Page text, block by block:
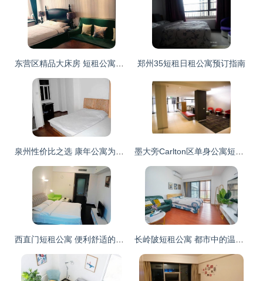
郑州35短租日租公寓预订指南